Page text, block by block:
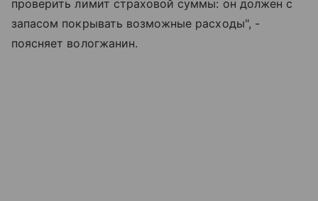
проверить лимит страховой суммы: он должен с
запасом покрывать возможные расходы", -
поясняет вологжанин.